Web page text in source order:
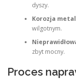
dyszy.
Korozja
wilgotnym.
zbyt mocny.
Proces